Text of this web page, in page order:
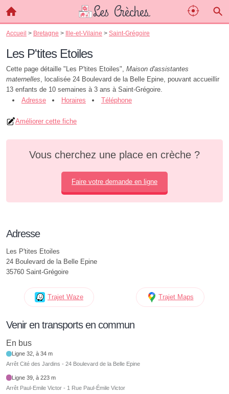
Accueil > Bretagne > Ille-et-Vilaine > Saint-Grégoire
Les P'tites Etoiles
Cette page détaille "Les P'tites Etoiles", Maison d'assistantes
maternelles, localisée 24 Boulevard de la Belle Epine, pouvant accueillir
13 enfants de 10 semaines à 3 ans à Saint-Grégoire.
Adresse
Horaires Téléphone
Améliorer cette fiche
Vous cherchez une place en crèche ?
Faire votre demande en ligne
Adresse
Les P'tites Etoiles
24 Boulevard de la Belle Epine
35760 Saint-Grégoire
Trajet Waze Trajet Maps
Venir en transports en commun
En bus
Ligne 32, à 34 m
Arrêt Cité des Jardins - 24 Boulevard de la Belle Epine
Ligne 39, à 223 m
Arrêt Paul-Emile Victor - 1 Rue Paul-Émile Victor